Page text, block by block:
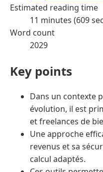
Estimated reading time
11 minutes (609
Word count
2029
Key points
Dans un contexte
évolution, il est
et freelances de
Une approche
revenus et sa
calcul adaptés.